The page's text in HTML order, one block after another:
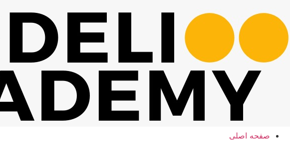
محتوا
صفحه اصلی